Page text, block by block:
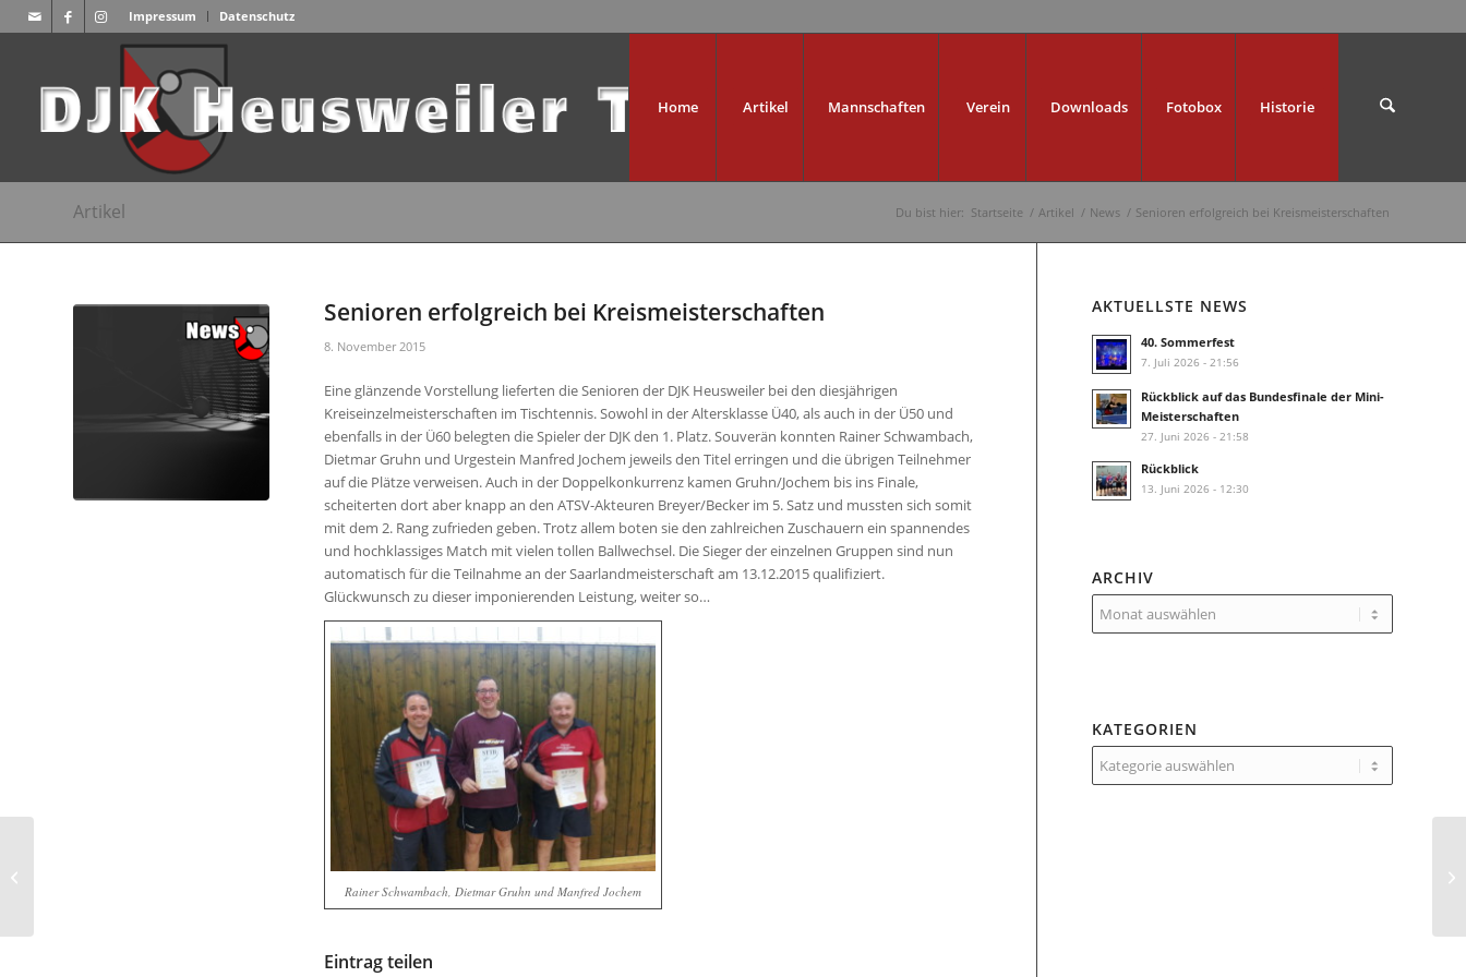
Impressum Datenschutz
Home Artikel Mannschaften Verein Downloads Fotobox Historie
Artikel Du bist hier: Startseite / Artikel / News / Senioren erfolgreich bei Kreismeisterschaften
Senioren erfolgreich bei Kreismeisterschaften
8. November 2015
Eine glänzende Vorstellung lieferten die Senioren der DJK Heusweiler bei den diesjährigen
Kreiseinzelmeisterschaften im Tischtennis. Sowohl in der Altersklasse Ü40, als auch in der Ü50 und
ebenfalls in der Ü60 belegten die Spieler der DJK den 1. Platz. Souverän konnten Rainer Schwambach,
Dietmar Gruhn und Urgestein Manfred Jochem jeweils den Titel erringen und die übrigen Teilnehmer
auf die Plätze verweisen. Auch in der Doppelkonkurrenz kamen Gruhn/Jochem bis ins Finale,
scheiterten dort aber knapp an den ATSV-Akteuren Breyer/Becker im 5. Satz und mussten sich somit
mit dem 2. Rang zufrieden geben. Trotz allem boten sie den zahlreichen Zuschauern ein spannendes
und hochklassiges Match mit vielen tollen Ballwechsel. Die Sieger der einzelnen Gruppen sind nun
automatisch für die Teilnahme an der Saarlandmeisterschaft am 13.12.2015 qualifiziert.
Glückwunsch zu dieser imponierenden Leistung, weiter so…
Rainer Schwambach, Dietmar Gruhn und Manfred Jochem
Eintrag teilen
AKTUELLSTE NEWS
40. Sommerfest
7. Juli 2026 - 21:56
Rückblick auf das Bundesfinale der Mini-
Meisterschaften
27. Juni 2026 - 21:58
Rückblick
13. Juni 2026 - 12:30
ARCHIV
KATEGORIEN
Kategorien